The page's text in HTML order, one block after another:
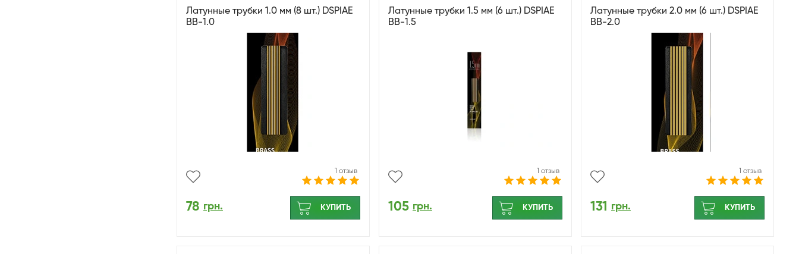
Латунные трубки 1.0 мм (8 шт.) DSPIAE
BB-1.0
1 отзыв
78 грн. КУПИТЬ
Латунные трубки 1.5 мм (6 шт.) DSPIAE
BB-1.5
1 отзыв
105 грн. КУПИТЬ
Латунные трубки 2.0 мм (6 шт.) DSPIAE
BB-2.0
1 отзыв
131 грн. КУПИТЬ